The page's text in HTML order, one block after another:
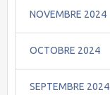
NOVEMBRE 2024
OCTOBRE 2024
SEPTEMBRE 2024